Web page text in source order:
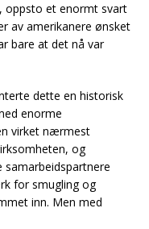
oppsto et enormt svart
av amerikanere ønsket
bare at det nå var
dette en historisk
enorme
virket nærmest
og
samarbeidspartnere
for smugling og
inn. Men med